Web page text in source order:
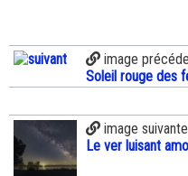
image
Soleil rouge des
image suivante
Le ver luisant